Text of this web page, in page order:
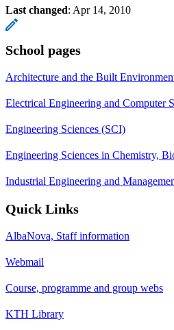
Last changed: Apr 14, 2010
School pages
Architecture and the Built
Electrical Engineering and Computer
Engineering Sciences (SCI)
Engineering Sciences in Chemistry,
Industrial Engineering and
Quick Links
AlbaNova, Staff information
Webmail
Course, programme and group webs
KTH Library